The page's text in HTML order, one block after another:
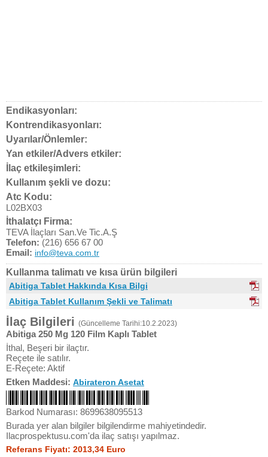
Endikasyonları:
Kontrendikasyonları:
Uyarılar/Önlemler:
Yan etkiler/Advers etkiler:
İlaç etkileşimleri:
Kullanım şekli ve dozu:
Atc Kodu:
L02BX03
İthalatçı Firma:
TEVA İlaçları San.Ve Tic.A.Ş
Telefon: (216) 656 67 00
Email: info@teva.com.tr
Kullanma talimatı ve kısa ürün bilgileri
Abitiga Tablet Hakkında Kısa Bilgi
Abitiga Tablet Kullanım Şekli ve Talimatı
İlaç Bilgileri (Güncelleme Tarihi:10.2.2023)
Abitiga 250 Mg 120 Film Kaplı Tablet
İthal, Beşeri bir ilaçtır.
Reçete ile satılır.
E-Reçete: Aktif
Etken Maddesi: Abirateron Asetat
Barkod Numarası: 8699638095513
Burada yer alan bilgiler bilgilendirme mahiyetindedir.
Ilacprospektusu.com'da ilaç satışı yapılmaz.
Referans Fiyatı: 2013,34 Euro